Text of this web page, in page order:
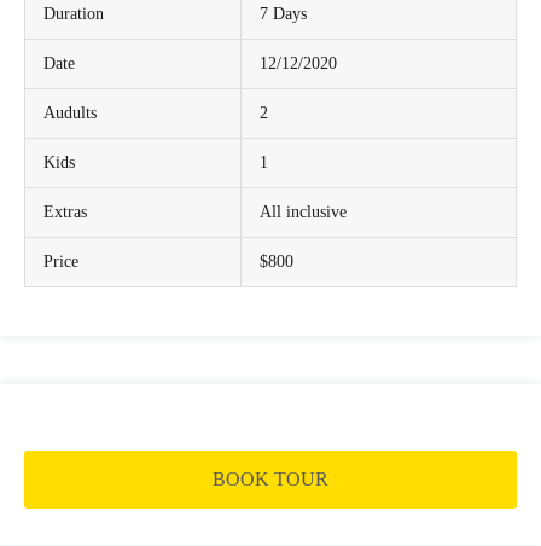
Duration 7 Days
Date 12/12/2020
Audults 2
Kids 1
Extras All inclusive
Price $800
BOOK TOUR